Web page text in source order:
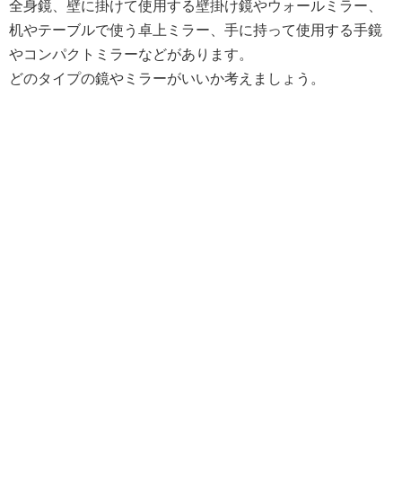
全身鏡、壁に掛けて使用する壁掛け鏡やウォールミラー、
机やテーブルで使う卓上ミラー、手に持って使用する手鏡
やコンパクトミラーなどがあります。
どのタイプの鏡やミラーがいいか考えましょう。